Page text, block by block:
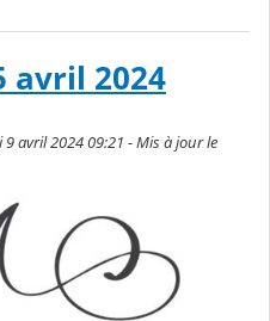
avril 2024
avril 2024 09:21 - Mis à jour le